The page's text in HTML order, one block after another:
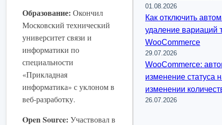
Образование: Окончил
Московский технический
университет связи и
информатики по
специальности
«Прикладная
информатика» с уклоном в
веб-разработку.
Open Source: Участвовал в
01.08.2026
Как отключить
удаление вариаций
WooCommerce
29.07.2026
WooCommerce:
изменение статуса
изменении
26.07.2026